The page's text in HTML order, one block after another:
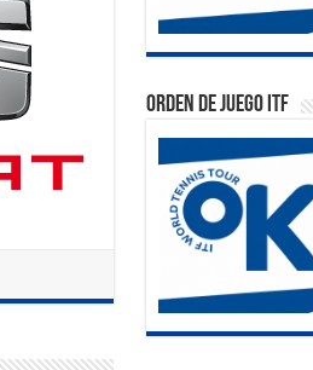
Orden de Juego ITF